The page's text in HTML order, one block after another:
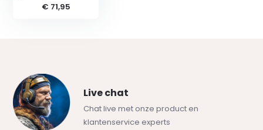
€ 71,95
Live chat
Chat live met onze product en
klantenservice experts